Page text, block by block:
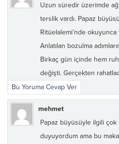
Uzun süredir üzerimde
terslik vardı. Papaz
Ritüelalemi’nde
Anlatılan bozulma
Birkaç gün içinde hem
değişti. Gerçekten
Bu Yoruma Cevap Ver
mehmet
Papaz büyüsüyle ilgili
duyuyordum ama bu